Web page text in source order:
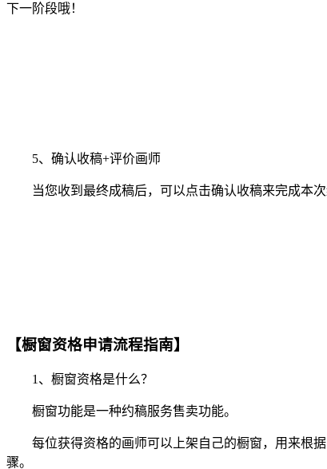
下一阶段哦！
5、确认收稿+评价画师
当您收到最终成稿后，可以点击确认收稿来完成本次
【橱窗资格申请流程指南】
1、橱窗资格是什么？
橱窗功能是一种约稿服务售卖功能。
每位获得资格的画师可以上架自己的橱窗，用来根据
骤。